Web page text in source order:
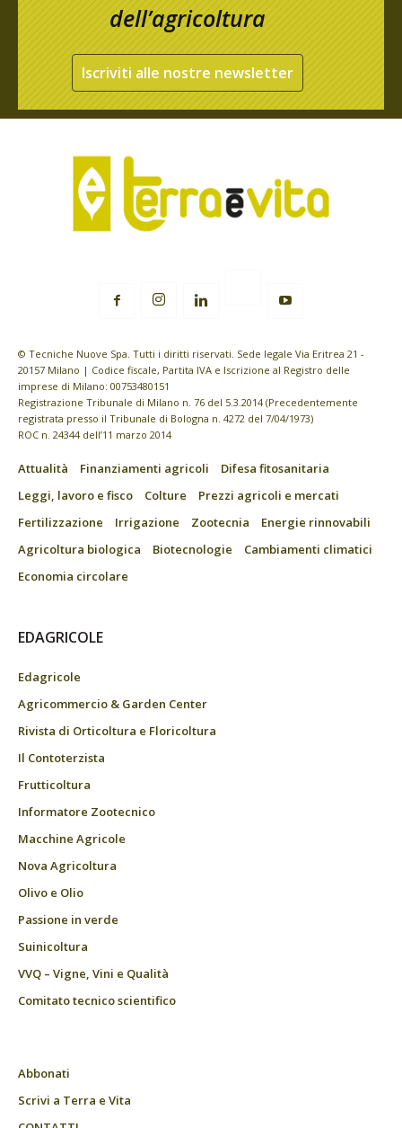
dell’agricoltura
Iscriviti alle nostre newsletter
© Tecniche Nuove Spa. Tutti i diritti riservati. Sede legale Via Eritrea 21 -
20157 Milano | Codice fiscale, Partita IVA e Iscrizione al Registro delle
imprese di Milano: 00753480151
Registrazione Tribunale di Milano n. 76 del 5.3.2014 (Precedentemente
registrata presso il Tribunale di Bologna n. 4272 del 7/04/1973)
ROC n. 24344 dell’11 marzo 2014
Attualità Finanziamenti agricoli
Difesa fitosanitaria
Leggi, lavoro e fisco
Colture
Prezzi agricoli e mercati
Fertilizzazione
Irrigazione Zootecnia
Energie rinnovabili
Agricoltura biologica
Biotecnologie
Cambiamenti climatici
Economia circolare
EDAGRICOLE
Edagricole
Agricommercio & Garden Center
Rivista di Orticoltura e Floricoltura
Il Contoterzista
Frutticoltura
Informatore Zootecnico
Macchine Agricole
Nova Agricoltura
Olivo e Olio
Passione in verde
Suinicoltura
VVQ – Vigne, Vini e Qualità
Comitato tecnico scientifico
Abbonati
Scrivi a Terra e Vita